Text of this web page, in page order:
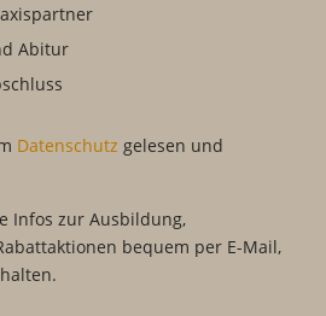
Abitur
Datenschutz gelesen und
Infos zur Ausbildung,
bequem per E-Mail,